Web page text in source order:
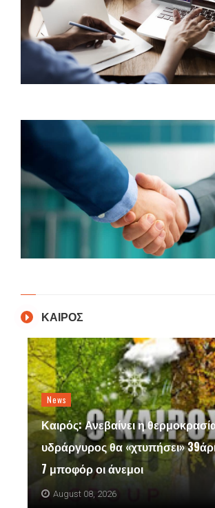
ΚΑΙΡΟΣ
News
Καιρός: Ανεβαίνει η
υδράργυρος θα «χτυπήσει»
7 μποφόρ οι άνεμοι
August 08, 2026